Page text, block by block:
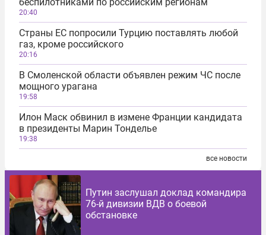
20:40
Страны ЕС попросили Турцию поставлять любой
газ, кроме российского
20:16
В Смоленской области объявлен режим ЧС после
мощного урагана
19:58
Илон Маск обвинил в измене Франции кандидата
в президенты Марин Тонделье
19:38
все новости
Путин заслушал доклад командира
76-й дивизии ВДВ о боевой
обстановке